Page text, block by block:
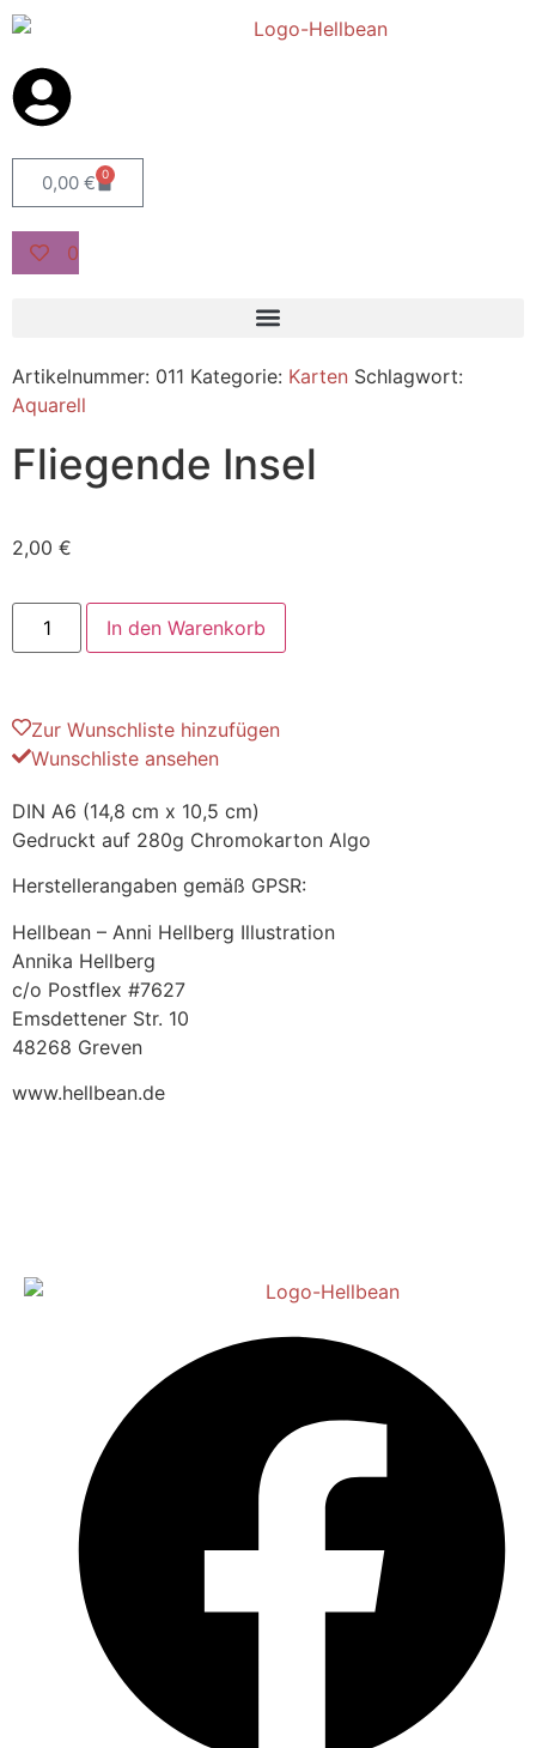
0,00 € 0
0
Artikelnummer: 011 Kategorie: Karten Schlagwort:
Aquarell
Fliegende Insel
2,00 €
In den Warenkorb
Zur Wunschliste hinzufügen
Wunschliste ansehen
DIN A6 (14,8 cm x 10,5 cm)
Gedruckt auf 280g Chromokarton Algo
Herstellerangaben gemäß GPSR:
Hellbean – Anni Hellberg Illustration
Annika Hellberg
c/o Postflex #7627
Emsdettener Str. 10
48268 Greven
www.hellbean.de